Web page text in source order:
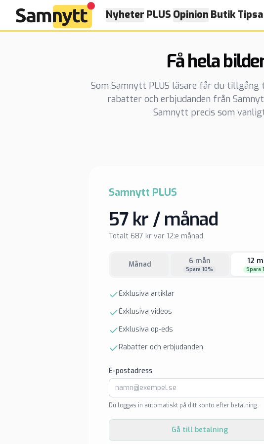
Nyheter PLUS Opinion Butik
Få hela
Som Samnytt PLUS läsare får du
rabatter och erbjudanden från
Samnytt precis som
Samnytt PLUS
57 kr / månad
Totalt 687 kr var 12:e månad
Månad 6 mån
Spara 10%
12
Spara
Exklusiva artiklar
Exklusiva videos
Exklusiva op-eds
Rabatter och erbjudanden
E-postadress
Du loggas in automatiskt på ditt konto efter betalning.
Gå till betalning